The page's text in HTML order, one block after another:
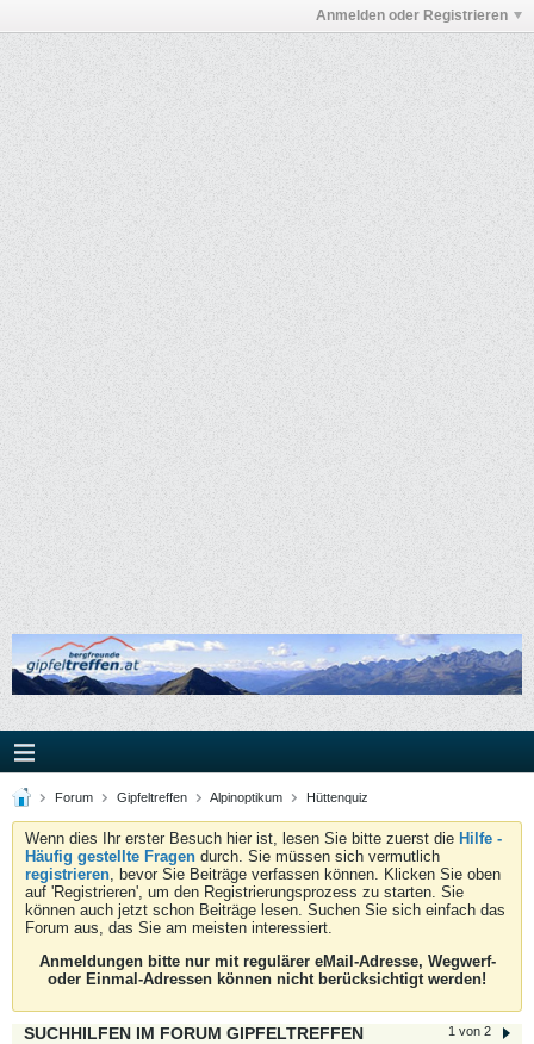
Anmelden oder Registrieren
Forum Gipfeltreffen Alpinoptikum Hüttenquiz
Wenn dies Ihr erster Besuch hier ist, lesen Sie bitte zuerst die Hilfe -
Häufig gestellte Fragen durch. Sie müssen sich vermutlich
registrieren, bevor Sie Beiträge verfassen können. Klicken Sie oben
auf 'Registrieren', um den Registrierungsprozess zu starten. Sie
können auch jetzt schon Beiträge lesen. Suchen Sie sich einfach das
Forum aus, das Sie am meisten interessiert.
Anmeldungen bitte nur mit regulärer eMail-Adresse, Wegwerf-
oder Einmal-Adressen können nicht berücksichtigt werden!
1 von 2
SUCHHILFEN IM FORUM GIPFELTREFFEN